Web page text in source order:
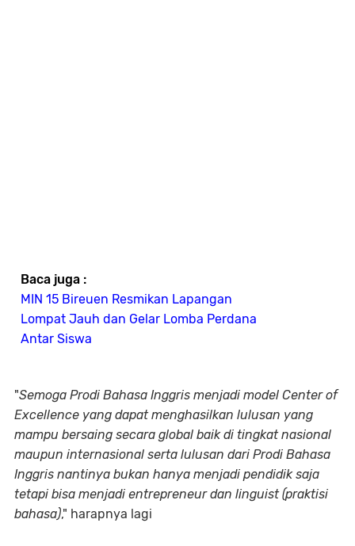
Baca juga :
MIN 15 Bireuen Resmikan Lapangan
Lompat Jauh dan Gelar Lomba Perdana
Antar Siswa
"Semoga Prodi Bahasa Inggris menjadi model Center of
Excellence yang dapat menghasilkan lulusan yang
mampu bersaing secara global baik di tingkat nasional
maupun internasional serta lulusan dari Prodi Bahasa
Inggris nantinya bukan hanya menjadi pendidik saja
tetapi bisa menjadi entrepreneur dan linguist (praktisi
bahasa)," harapnya lagi